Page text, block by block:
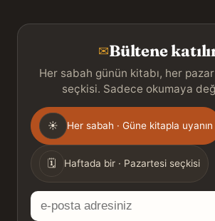
✉Bültene
Her sabah günün kitabı, her
seçkisi. Sadece okumaya
Gönderim
sıklığı
☀ Her sabah · Güne kitapla uyanın
🗓 Haftada bir · Pazartesi seçkisi
E-